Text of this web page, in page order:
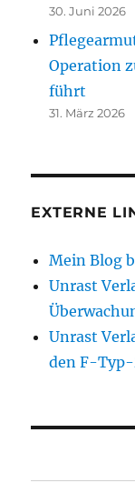
30. Juni 2026
Operation
führt
31. März 2026
EXTERNE
Mein Blog
Unrast
Unrast
den F-